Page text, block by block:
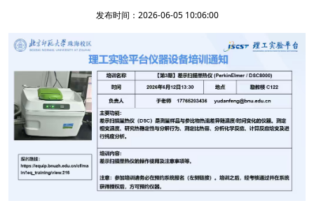
党建专题
安全专题
规章制度
发布时间：2026-06-05 10:06:00